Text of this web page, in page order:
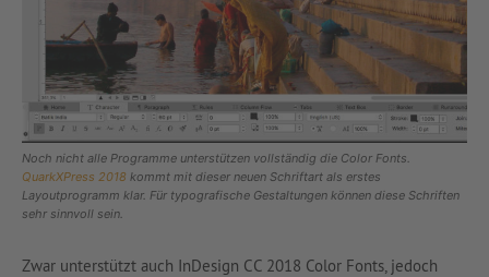
Noch nicht alle Programme unterstützen vollständig die Color Fonts.
QuarkXPress 2018 kommt mit dieser neuen Schriftart als erstes
Layoutprogramm klar. Für typografische Gestaltungen können diese Schriften
sehr sinnvoll sein.
Zwar unterstützt auch InDesign CC 2018 Color Fonts, jedoch